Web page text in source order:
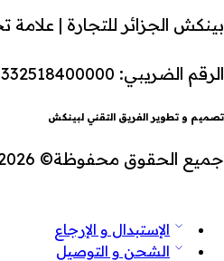
بينكش الجزائر للتجارة |
الرقم الضريبي: 18629010332518400000
تصميم و تطوير الفريق التقني لبينكش
جميع الحقوق محفوظة© 2026
الإستبدال و الإرجاع
الشحن و التوصيل